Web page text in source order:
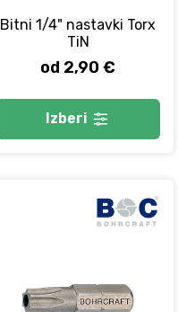
Bitni 1/4" nastavki Torx
TiN
od 2,90 €
Izberi